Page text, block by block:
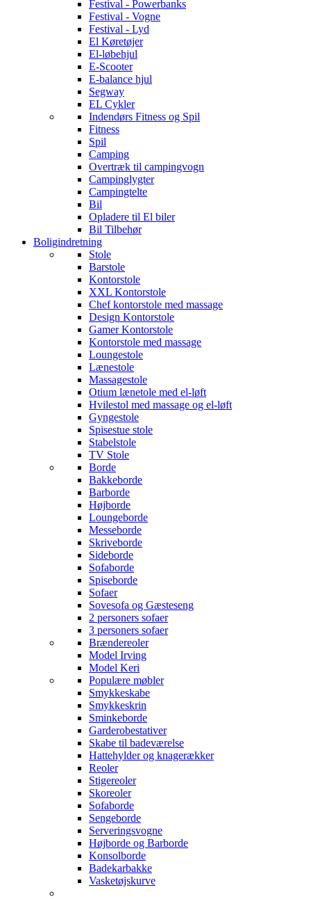
Festival - Powerbanks
Festival - Vogne
Festival - Lyd
El Køretøjer
El-løbehjul
E-Scooter
E-balance hjul
Segway
EL Cykler
Indendørs Fitness og Spil
Fitness
Spil
Camping
Overtræk til campingvogn
Campinglygter
Campingtelte
Bil
Opladere til El biler
Bil Tilbehør
Boligindretning
Stole
Barstole
Kontorstole
XXL Kontorstole
Chef kontorstole med massage
Design Kontorstole
Gamer Kontorstole
Kontorstole med massage
Loungestole
Lænestole
Massagestole
Otium lænetole med el-løft
Hvilestol med massage og el-løft
Gyngestole
Spisestue stole
Stabelstole
TV Stole
Borde
Bakkeborde
Barborde
Højborde
Loungeborde
Messeborde
Skriveborde
Sideborde
Sofaborde
Spiseborde
Sofaer
Sovesofa og Gæsteseng
2 personers sofaer
3 personers sofaer
Brændereoler
Model Irving
Model Keri
Populære møbler
Smykkeskabe
Smykkeskrin
Sminkeborde
Garderobestativer
Skabe til badeværelse
Hattehylder og knagerækker
Reoler
Stigereoler
Skoreoler
Sofaborde
Sengeborde
Serveringsvogne
Højborde og Barborde
Konsolborde
Badekarbakke
Vasketøjskurve